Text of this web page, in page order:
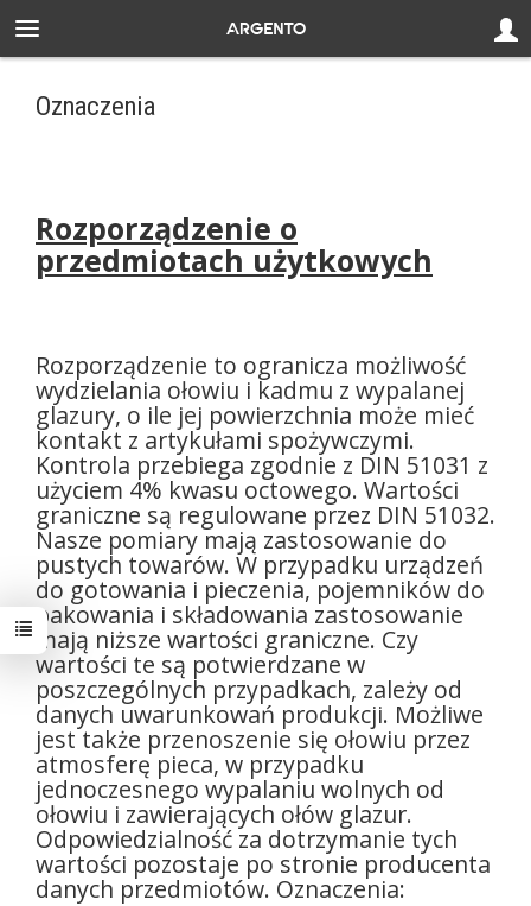
Oznaczenia
Rozporządzenie o
przedmiotach użytkowych
Rozporządzenie to ogranicza możliwość
wydzielania ołowiu i kadmu z wypalanej
glazury, o ile jej powierzchnia może mieć
kontakt z artykułami spożywczymi.
Kontrola przebiega zgodnie z DIN 51031 z
użyciem 4% kwasu octowego. Wartości
graniczne są regulowane przez DIN 51032.
Nasze pomiary mają zastosowanie do
pustych towarów. W przypadku urządzeń
do gotowania i pieczenia, pojemników do
pakowania i składowania zastosowanie
mają niższe wartości graniczne. Czy
wartości te są potwierdzane w
poszczególnych przypadkach, zależy od
danych uwarunkowań produkcji. Możliwe
jest także przenoszenie się ołowiu przez
atmosferę pieca, w przypadku
jednoczesnego wypalaniu wolnych od
ołowiu i zawierających ołów glazur.
Odpowiedzialność za dotrzymanie tych
wartości pozostaje po stronie producenta
danych przedmiotów. Oznaczenia: